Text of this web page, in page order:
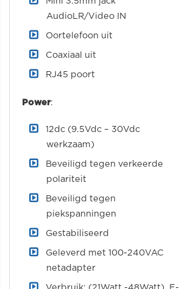
AudioLR/Video IN
Oortelefoon uit
Coaxiaal uit
RJ45 poort
Power:
12dc (9.5Vdc – 30Vdc
werkzaam)
Beveiligd tegen verkeerde
polariteit
Beveiligd tegen
piekspanningen
Gestabiliseerd
Geleverd met 100-240VAC
netadapter